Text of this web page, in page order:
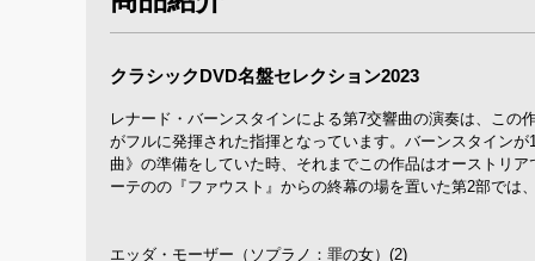
クラシックDVD名盤セレクション2023
レナード・バーンスタインによる第7交響曲の演奏は、こ
がフルに発揮された指揮となっています。バーンスタイン
曲》の準備をしていた時、それまでこの作品はオーストリ
ーテのの『ファウスト』からの終幕の場を置いた第2部で
エッダ・モーザー（ソプラノ：罪の女）(2)